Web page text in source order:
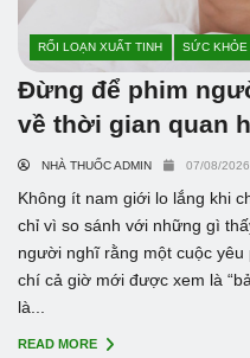
RỐI LOẠN XUẤT TINH SỨC KHỎE
Đừng để phim
về thời gian quan
NHÀ THUỐC ADMIN 07/08/2026
Không ít nam giới lo lắng khi
chỉ vì so sánh với những gì
người nghĩ rằng một cuộc
chí cả giờ mới được xem là
là...
READ MORE